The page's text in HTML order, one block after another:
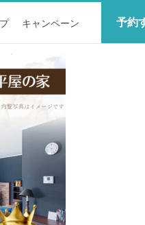
キャンペーン 予約